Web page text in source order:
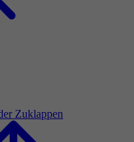
Zuklappen